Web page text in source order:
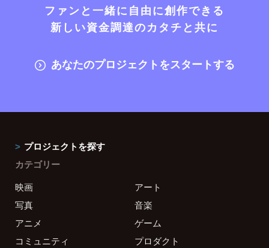
ファンと一緒に自由に創作できる
新しい資金調達のカタチと共に
あなたのプロジェクトをスタートする
プロジェクトを探す
カテゴリー
映画
アート
写真
音楽
アニメ
ゲーム
コミュニティ
プロダクト